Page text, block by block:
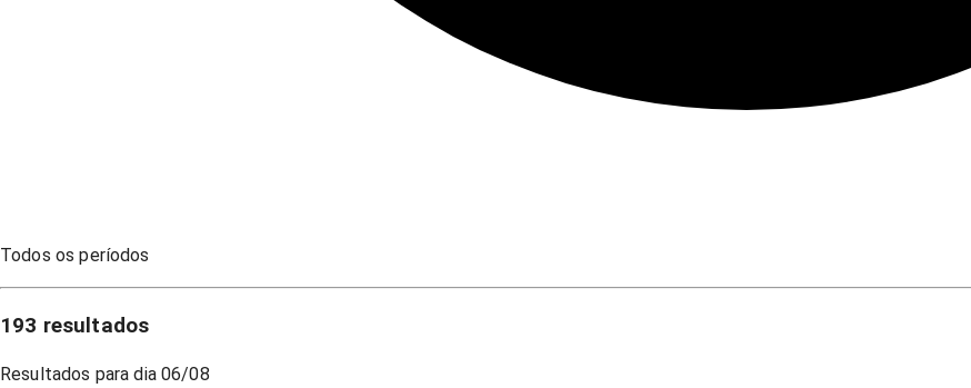
Todos os períodos
193 resultados
Resultados para dia 06/08